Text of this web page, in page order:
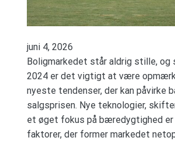
juni 4, 2026
Boligmarkedet står aldrig stille,
2024 er det vigtigt at være
nyeste tendenser, der kan påvirke
salgsprisen. Nye teknologier,
et øget fokus på bæredygtighed
faktorer, der former markedet